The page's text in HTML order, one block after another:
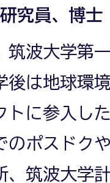
究員、博士
筑波大学第
後は地球環
トに参入し
のポスドク
、筑波大学